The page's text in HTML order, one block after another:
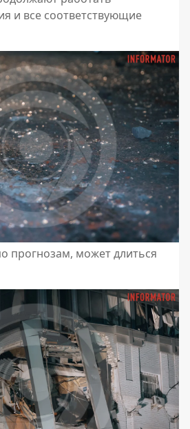
и все соответствующие
прогнозам, может длиться